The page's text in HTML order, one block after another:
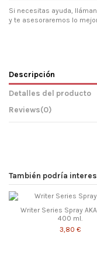
Si necesitas ayuda,
y te asesoraremos lo
Descripción
Detalles del producto
Reviews(0)
También podría
Writer Series Spray
400 ml.
3,80 €